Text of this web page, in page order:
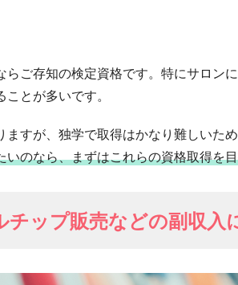
ご存知の検定資格です。特にサロン
とが多いです。
すが、独学で取得はかなり難しいた
のなら、まずはこれらの資格取得を
ップ販売などの副収入